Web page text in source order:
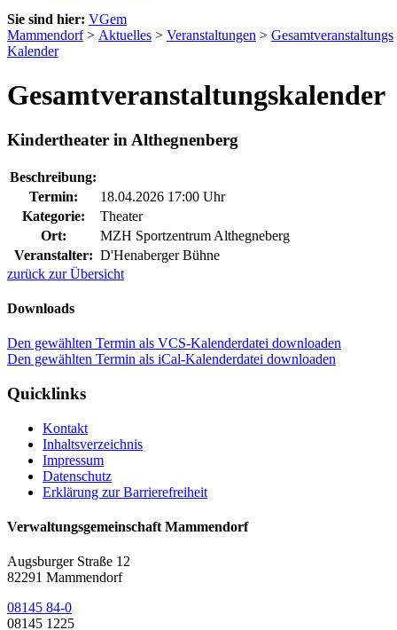
Sie sind hier: VGem
Mammendorf> Aktuelles > Veranstaltungen > Gesamtveranstaltungs
Kalender
Gesamtveranstaltungskalender
Kindertheater in Althegnenberg
Beschreibung:
Termin:
18.04.2026 17:00 Uhr
Kategorie:
Theater
Ort:
MZH Sportzentrum Althegneberg
Veranstalter: D'Henaberger Bühne
zurück zur Übersicht
Downloads
Den gewählten Termin als VCS-Kalenderdatei downloaden
Den gewählten Termin als iCal-Kalenderdatei downloaden
Quicklinks
Kontakt
Inhaltsverzeichnis
Impressum
Datenschutz
Erklärung zur Barrierefreiheit
Verwaltungsgemeinschaft Mammendorf
Augsburger Straße 12
82291 Mammendorf
08145 84-0
08145 1225